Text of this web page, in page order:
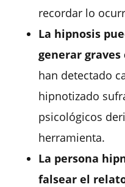
recordar lo
La hipnosis
generar graves
han detectado
hipnotizado
psicológicos
herramienta.
La persona
falsear el